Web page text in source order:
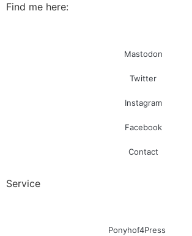
Find me here:
Mastodon
Twitter
Instagram
Facebook
Contact
Service
Ponyhof4Press